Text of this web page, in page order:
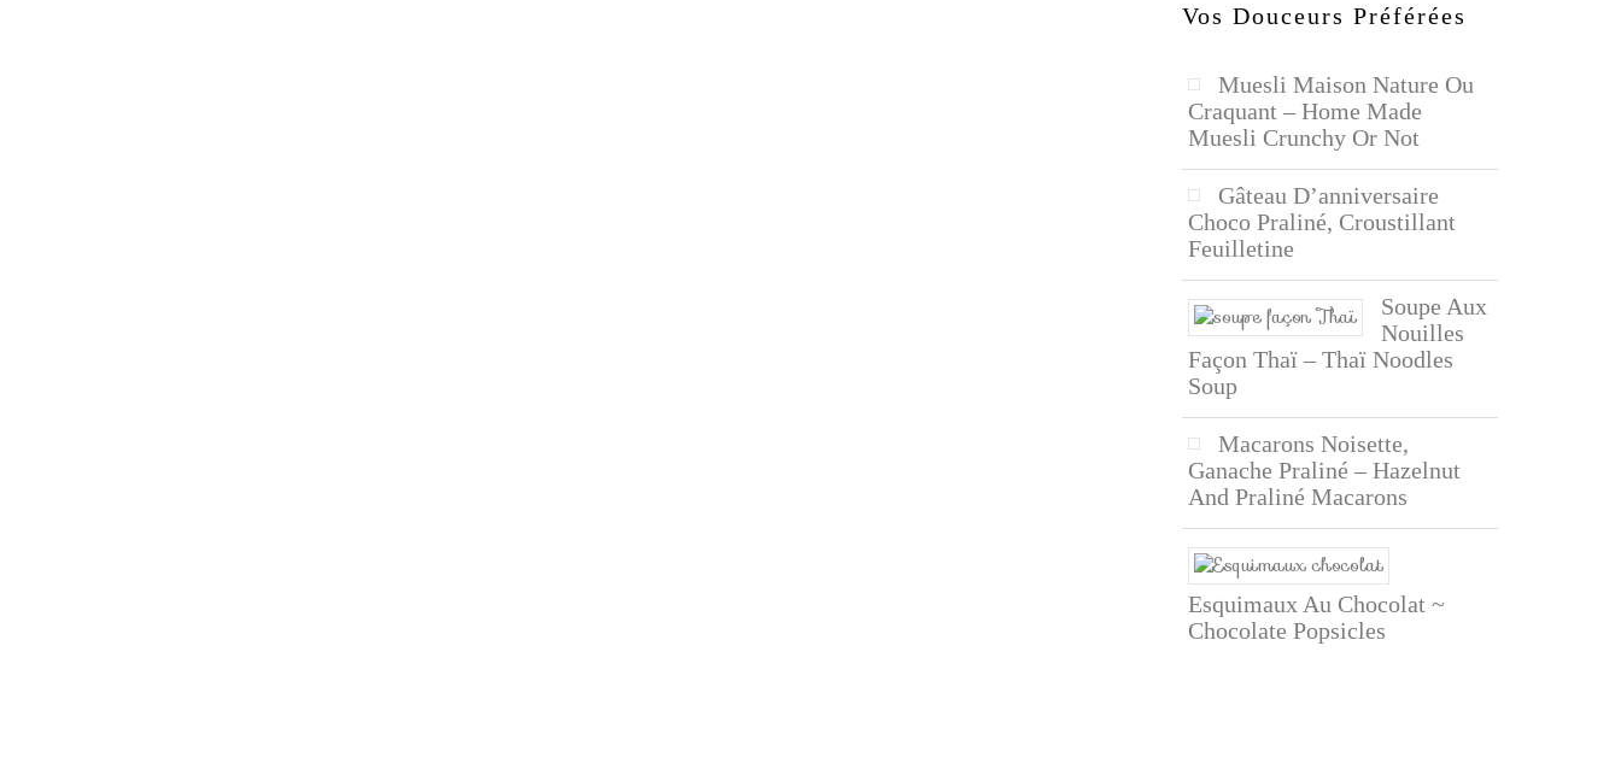
Vos Douceurs Préférées
Muesli Maison Nature Ou
Craquant – Home Made
Muesli Crunchy Or Not
Gâteau D’anniversaire
Choco Praliné, Croustillant
Feuilletine
Soupe Aux
Nouilles
Façon Thaï – Thaï Noodles
Soup
Macarons Noisette,
Ganache Praliné – Hazelnut
And Praliné Macarons
Esquimaux Au Chocolat ~
Chocolate Popsicles